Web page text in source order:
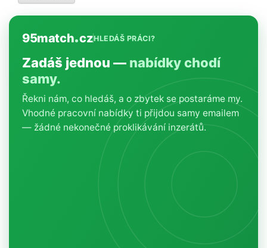
95match czHLEDÁŠ PRÁCI?
Zadáš jednou — nabídky chodí
samy.
Řekni nám, co hledáš, a o zbytek se postaráme my.
Vhodné pracovní nabídky ti přijdou samy emailem
— žádné nekonečné proklikávání inzerátů.